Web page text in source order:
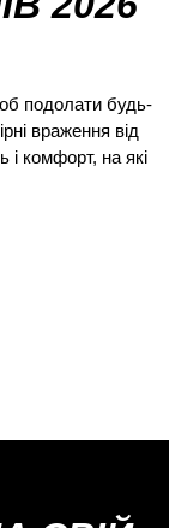
подолати будь-
враження від
і комфорт, на які